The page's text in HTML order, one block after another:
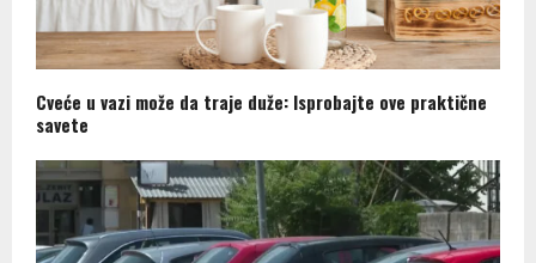
Cveće u vazi može da traje duže: Isprobajte ove praktične
savete